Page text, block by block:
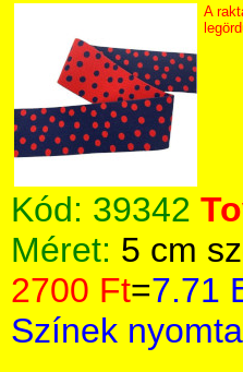
A
Kód: 39342
Méret: 5 cm
2700 Ft=7.71
Színek